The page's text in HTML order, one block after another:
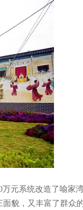
元系统改造了喻家
貌，又丰富了群众